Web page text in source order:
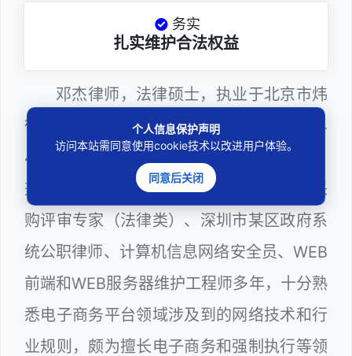
务实
扎实维护合法权益
邓杰律师，法律硕士，执业于北京市炜
衡（深圳）律师事务所，律师执业证号为14
403201810022100。邓杰律师现（或曾）
兼任深圳市人民政府听证员、深圳市政府采
购评审专家（法律类）、深圳市某区政府系
统公职律师、计算机信息网络安全员、WEB
前端和WEB服务器维护工程师多年，十分熟
悉电子商务平台领域涉及到的网络技术和行
业规则，颇为擅长电子商务和强制执行等领
个人信息保护声明
访问本站需同意使用cookie技术以改进用户体验。
同意后关闭